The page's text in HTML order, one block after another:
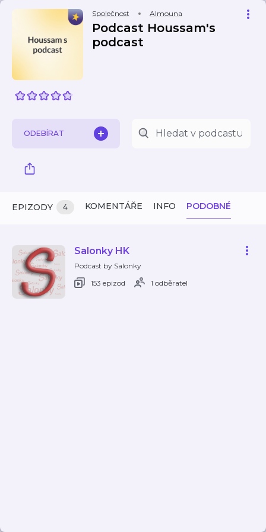
Společnost Almouna
Podcast Houssam's
podcast
ODEBÍRAT
EPIZODY 4 KOMENTÁŘE INFO PODOBNÉ
Salonky HK
Podcast by Salonky
153 epizod
1 odběratel